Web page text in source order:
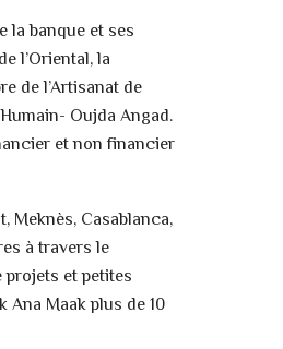
la banque et ses
l’Oriental, la
de l’Artisanat de
Oujda Angad.
et non financier
Meknès, Casablanca,
à travers le
et petites
Maak plus de 10